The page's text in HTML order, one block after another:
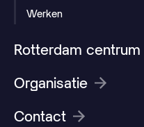
Werken
Rotterdam centrum
Organisatie
Contact